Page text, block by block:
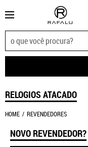
RELOGIOS ATACADO
HOME REVENDEDORES
NOVO REVENDEDOR?